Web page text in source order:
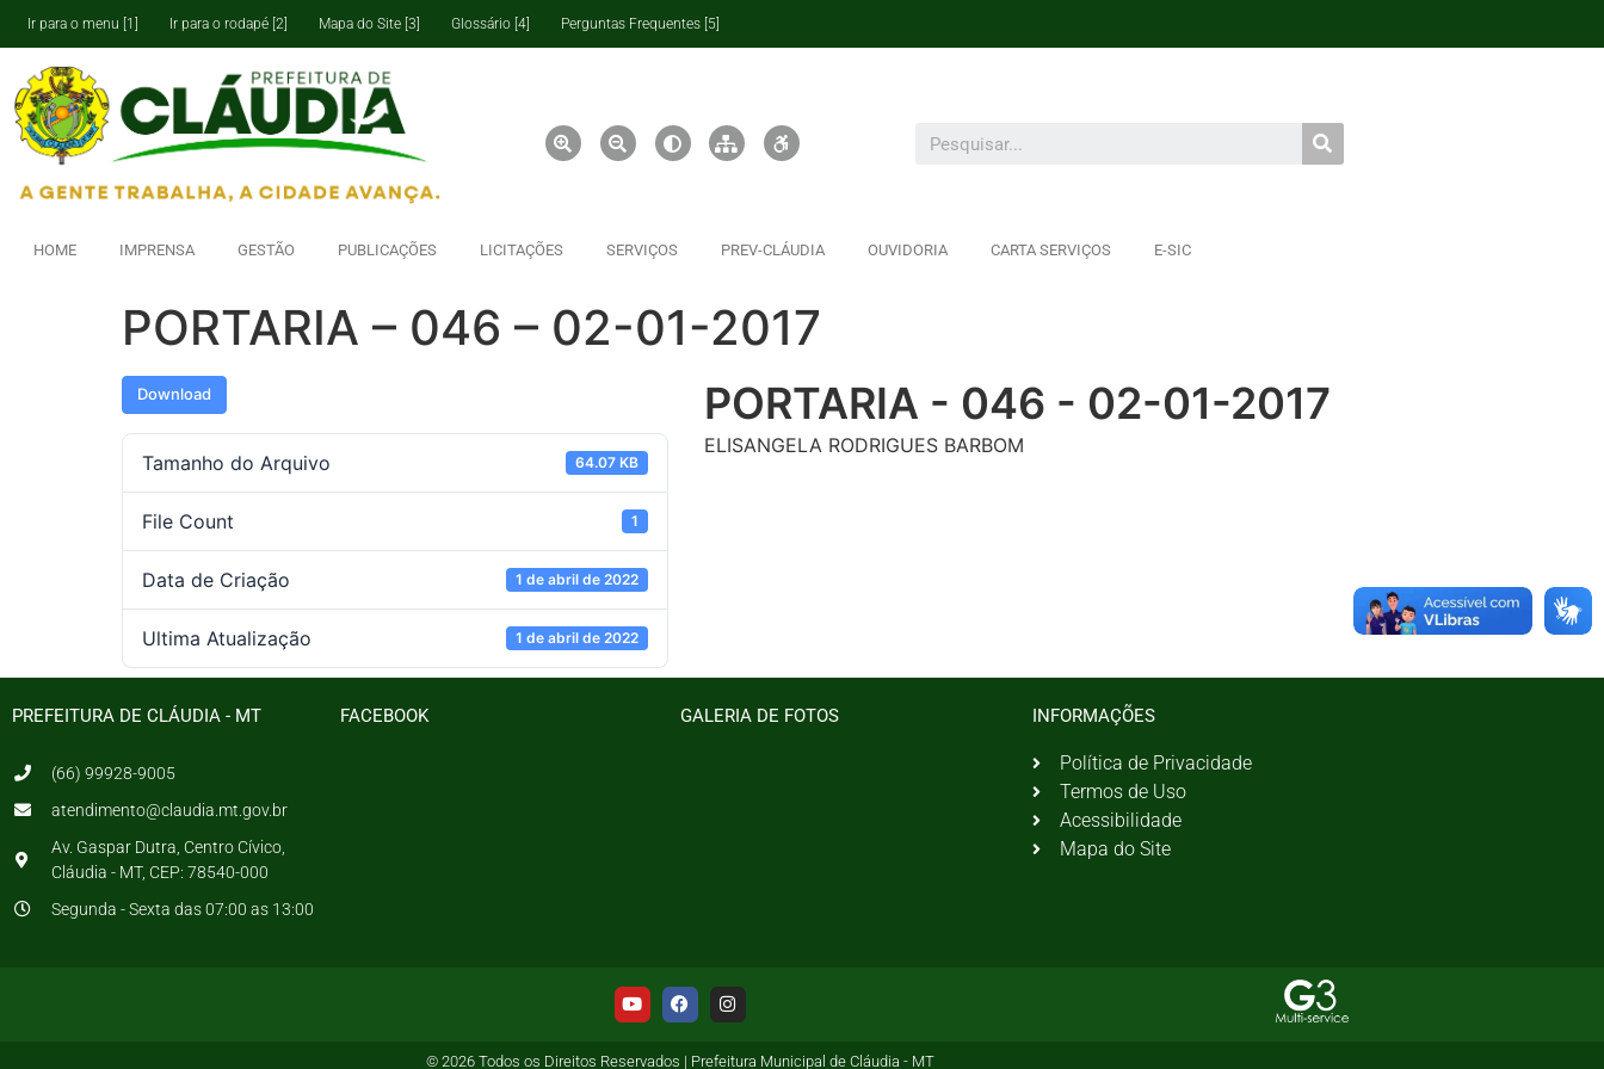
Ir para o menu [1] Ir para o rodapé [2] Mapa do Site [3] Glossário [4] Perguntas Frequentes [5]
HOME IMPRENSA GESTÃO PUBLICAÇÕES LICITAÇÕES SERVIÇOS PREV-CLÁUDIA OUVIDORIA CARTA SERVIÇOS E-SIC
PORTARIA – 046 – 02-01-2017
Download
Tamanho do Arquivo 64.07 KB
File Count 1
Data de Criação 1 de abril de 2022
Ultima Atualização 1 de abril de 2022
PORTARIA - 046 - 02-01-2017
ELISANGELA RODRIGUES BARBOM
PREFEITURA DE CLÁUDIA - MT
(66) 99928-9005
atendimento@claudia.mt.gov.br
Av. Gaspar Dutra, Centro Cívico,
Cláudia - MT, CEP: 78540-000
Segunda - Sexta das 07:00 as 13:00
FACEBOOK GALERIA DE FOTOS INFORMAÇÕES
Política de Privacidade
Termos de Uso
Acessibilidade
Mapa do Site
© 2026 Todos os Direitos Reservados | Prefeitura Municipal de Cláudia - MT